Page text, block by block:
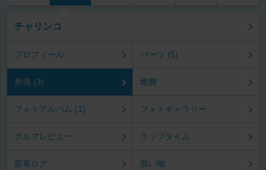
チャリンコ
プロフィール パーツ (5)
整備 (3) 燃費
フォトアルバム (1) フォトギャラリー
クルマレビュー ラップタイム
愛車ログ 買い物